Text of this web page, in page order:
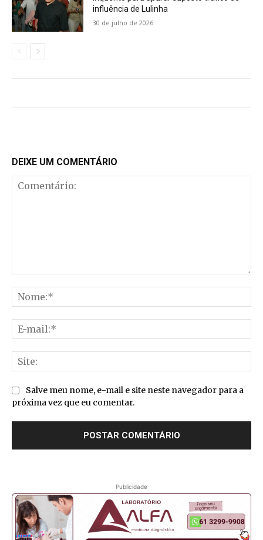
influência de Lulinha
30 de julho de 2026
DEIXE UM COMENTÁRIO
Salve meu nome, e-mail e site neste navegador para a
próxima vez que eu comentar.
Publicidade